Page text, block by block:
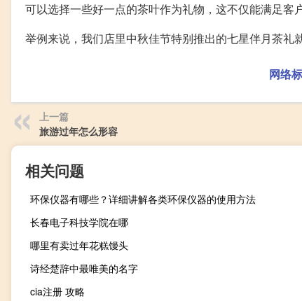
可以选择一些好一点的茶叶作为礼物，这不仅能满足客
举例来说，我们店里中秋佳节特别推出的七星伴月茶礼
网络
上一篇
旅游过年怎么形容
相关问题
环保仪器有哪些？详细讲解各类环保仪器的使用方法
长春电子科技学院在哪
哪里有卖过年花糕馒头
诗经楚辞中最唯美的名字
cia注册 攻略